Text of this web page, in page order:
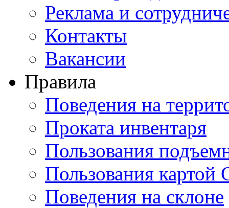
Реклама и
Контакты
Вакансии
Правила
Поведения на
Проката инвентаря
Пользования
Пользования картой
Поведения на склоне